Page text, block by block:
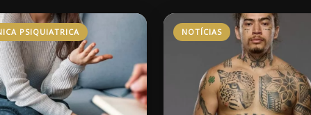
PSIQUIATRICA NOTÍCIAS